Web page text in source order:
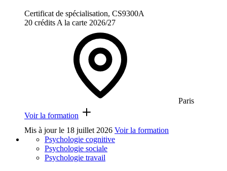
Certificat de spécialisation, CS9300A
20 crédits A la carte 2026/27
Paris
Voir la formation
Mis à jour le 18 juillet 2026 Voir la formation
Psychologie cognitive
Psychologie sociale
Psychologie travail